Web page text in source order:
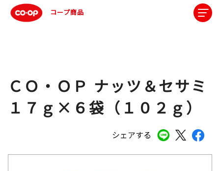
コープ商品
シェアする
ＣＯ・ＯＰ ナッツ＆セサミ
１７ｇ×６袋（１０２ｇ）